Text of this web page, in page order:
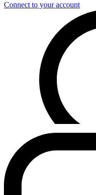
Connect to your account